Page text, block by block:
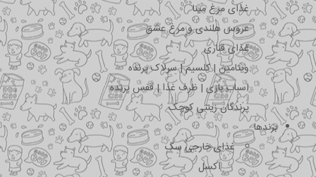
غذای مرغ مینا
عروس هلندی و مرغ عشق
غذای قناری
ویتامین | کلسیم | سرلاک پرنده
اسباب بازی | ظرف غذا | قفس پرنده
پرندگان زینتی کوچک
برندها
غذای خارجی سگ
اکسل